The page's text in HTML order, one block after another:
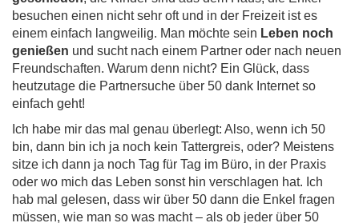
besuchen einen nicht sehr oft und in der Freizeit ist es
einem einfach langweilig. Man möchte sein Leben noch
genießen und sucht nach einem Partner oder nach neuen
Freundschaften. Warum denn nicht? Ein Glück, dass
heutzutage die Partnersuche über 50 dank Internet so
einfach geht!
Ich habe mir das mal genau überlegt: Also, wenn ich 50
bin, dann bin ich ja noch kein Tattergreis, oder? Meistens
sitze ich dann ja noch Tag für Tag im Büro, in der Praxis
oder wo mich das Leben sonst hin verschlagen hat. Ich
hab mal gelesen, dass wir über 50 dann die Enkel fragen
müssen, wie man so was macht – als ob jeder über 50